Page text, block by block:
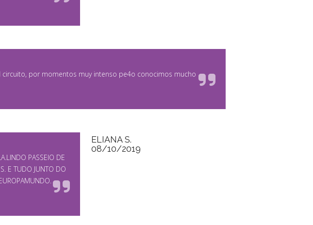
circuito, por momentos muy intenso pe4o conocimos mucho
PASSEIO DE
E TUDO JUNTO DO
ELIANA S.
08/10/2019